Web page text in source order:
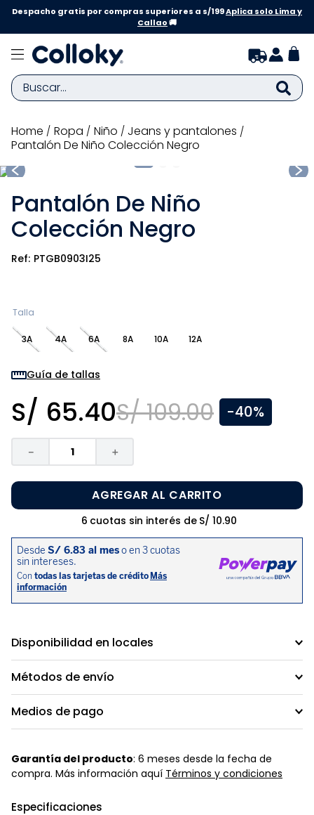
Despacho gratis por compras superiores a s/199Aplica solo Lima y
Callao🚚
Buscar...
ropa niño
jeans y pantalones
Pantalón De Niño Colección Negro
Pantalón De Niño
Colección Negro
PTGB0903I25
Talla
3A 4A 6A 8A 10A 12A
Guía de tallas
S/ 65.40S/ 109.00 -40%
＋
－
AGREGAR AL CARRITO
6 cuotas sin interés de S/ 10.90
Disponibilidad en locales
Métodos de envío
Medios de pago
Garantía del producto: 6 meses desde la fecha de
compra. Más información aquí Términos y condiciones
Especificaciones
TÉRMINOS MÁS BUSCADOS
1.
zapatillas niña
2.
3.
medias
4.
sandalias
niño
10. sandalias niño